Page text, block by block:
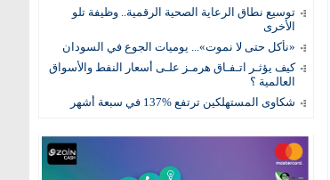
توسيع نطاق الرعاية الصحية الرقمية.. وظيفة تلو
الأخرى
«نأكل حتى لا نموت»... يوميات الجوع في السودان
كيف يؤثـر اتـفـاق هرمـز علـى أسعار النفط والأسواق
العالمية ؟
شكاوى المستهلكين ترتفع %137 في سبعة أشهر